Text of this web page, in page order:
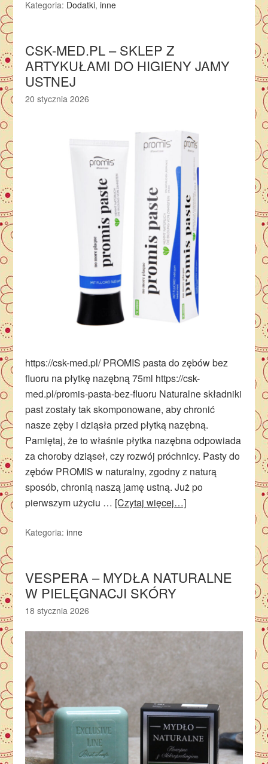
Kategoria: Dodatki,inne
CSK-MED.PL – SKLEP Z
ARTYKUŁAMI DO HIGIENY JAMY
USTNEJ
20 stycznia 2026
https://csk-med.pl/ PROMIS pasta do zębów bez
fluoru na płytkę nazębną 75ml https://csk-
med.pl/promis-pasta-bez-fluoru Naturalne składniki
past zostały tak skomponowane, aby chronić
nasze zęby i dziąsła przed płytką nazębną.
Pamiętaj, że to właśnie płytka nazębna odpowiada
za choroby dziąseł, czy rozwój próchnicy. Pasty do
zębów PROMIS w naturalny, zgodny z naturą
sposób, chronią naszą jamę ustną. Już po
pierwszym użyciu … [Czytaj więcej…]
Kategoria:inne
VESPERA – MYDŁA NATURALNE
W PIELĘGNACJI SKÓRY
18 stycznia 2026